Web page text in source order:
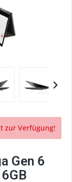
zur Verfügung!
Gen 6